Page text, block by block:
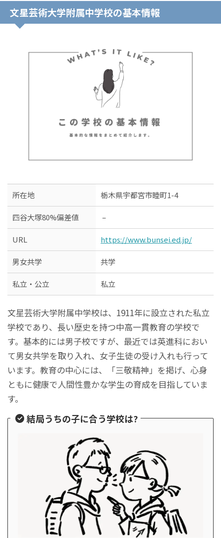
文星芸術大学附属中学校の基本情報
所在地 栃木県宇都宮市睦町1-4
四谷大塚80%偏差値 –
URL https://www.bunsei.ed.jp/
男女共学 共学
私立・公立 私立
文星芸術大学附属中学校は、1911年に設立された私立
学校であり、長い歴史を持つ中高一貫教育の学校で
す。基本的には男子校ですが、最近では英進科におい
て男女共学を取り入れ、女子生徒の受け入れも行って
います。教育の中心には、「三敬精神」を掲げ、心身
ともに健康で人間性豊かな学生の育成を目指していま
す。
結局うちの子に合う学校は?